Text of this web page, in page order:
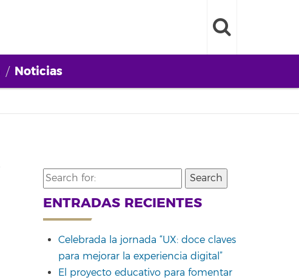
Noticias
Search
for:
ENTRADAS RECIENTES
Celebrada la jornada “UX: doce claves
para mejorar la experiencia digital”
El proyecto educativo para fomentar